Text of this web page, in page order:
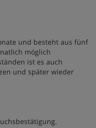
und besteht aus fünf
möglich
ist es auch
und später wieder